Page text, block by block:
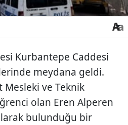
Kurbantepe Caddesi
meydana geldi.
ve Teknik
olan Eren Alperen
bulunduğu bir